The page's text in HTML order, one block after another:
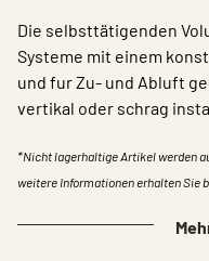
Sprache wählen
Die selbsttätigenden
Systeme mit einem
und fur Zu- und Abluft
vertikal oder schrag
*Nicht lagerhaltige Artikel werden
weitere Informationen erhalten Sie